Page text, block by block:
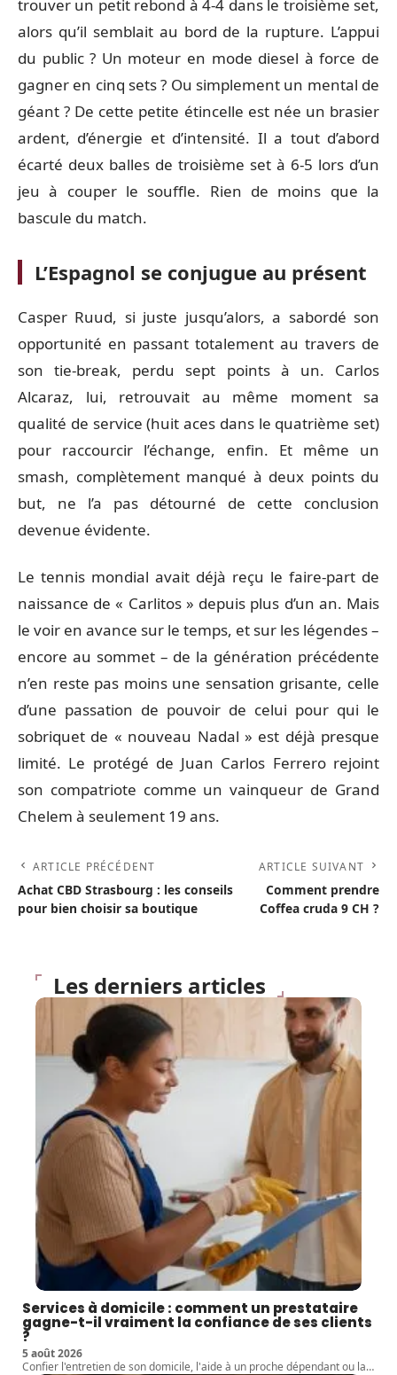
trouver un petit rebond à 4-4 dans le troisième set,
alors qu’il semblait au bord de la rupture. L’appui
du public ? Un moteur en mode diesel à force de
gagner en cinq sets ? Ou simplement un mental de
géant ? De cette petite étincelle est née un brasier
ardent, d’énergie et d’intensité. Il a tout d’abord
écarté deux balles de troisième set à 6-5 lors d’un
jeu à couper le souffle. Rien de moins que la
bascule du match.
L’Espagnol se conjugue au présent
Casper Ruud, si juste jusqu’alors, a sabordé son
opportunité en passant totalement au travers de
son tie-break, perdu sept points à un. Carlos
Alcaraz, lui, retrouvait au même moment sa
qualité de service (huit aces dans le quatrième set)
pour raccourcir l’échange, enfin. Et même un
smash, complètement manqué à deux points du
but, ne l’a pas détourné de cette conclusion
devenue évidente.
Le tennis mondial avait déjà reçu le faire-part de
naissance de « Carlitos » depuis plus d’un an. Mais
le voir en avance sur le temps, et sur les légendes –
encore au sommet – de la génération précédente
n’en reste pas moins une sensation grisante, celle
d’une passation de pouvoir de celui pour qui le
sobriquet de « nouveau Nadal » est déjà presque
limité. Le protégé de Juan Carlos Ferrero rejoint
son compatriote comme un vainqueur de Grand
Chelem à seulement 19 ans.
ARTICLE PRÉCÉDENT
Achat CBD Strasbourg : les conseils
pour bien choisir sa boutique
ARTICLE SUIVANT
Comment prendre
Coffea cruda 9 CH ?
Les derniers articles
Services à domicile : comment un prestataire
gagne-t-il vraiment la confiance de ses clients
?
5 août 2026
Confier l'entretien de son domicile, l'aide à un proche dépendant ou la…